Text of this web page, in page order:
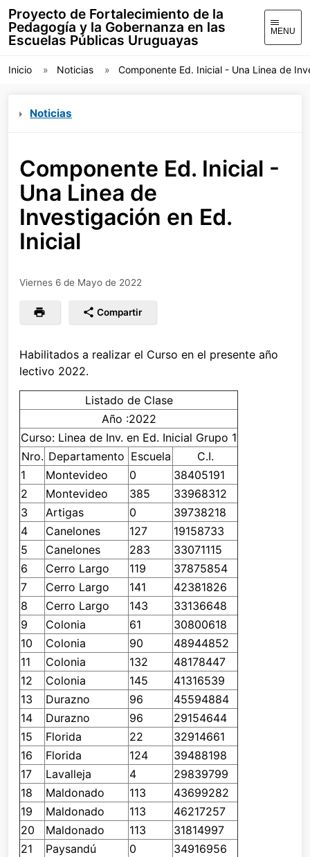
Proyecto de Fortalecimiento de la
Pedagogía y la Gobernanza en las
Escuelas Públicas Uruguayas
MENU
Inicio Noticias Componente Ed. Inicial - Una Linea de
Noticias
Componente Ed. Inicial -
Una Linea de
Investigación en Ed.
Inicial
Viernes 6 de Mayo de 2022
Compartir
Habilitados a realizar el Curso en el presente año
lectivo 2022.
Listado de Clase
Año :2022
Curso: Linea de Inv. en Ed. Inicial Grupo 1
Nro. Departamento Escuela
C.I.
1
Montevideo 0
38405191
2
Montevideo 385
33968312
3
Artigas 0
39738218
4
Canelones 127
19158733
5
Canelones 283
33071115
6
Cerro Largo 119
37875854
7
Cerro Largo 141
42381826
8
Cerro Largo 143
33136648
9
Colonia 61
30800618
10
Colonia 90
48944852
11
Colonia 132
48178447
12
Colonia 145
41316539
13
Durazno 96
45594884
14
Durazno 96
29154644
15
Florida 22
32914661
16
Florida 124
39488198
17
Lavalleja 4
29839799
18
Maldonado 113
43699282
19
Maldonado 113
46217257
20
Maldonado 113
31814997
21
Paysandú 0
34916956